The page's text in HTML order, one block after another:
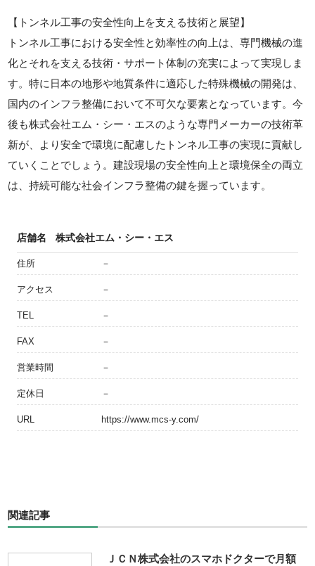
【トンネル工事の安全性向上を支える技術と展望】
トンネル工事における安全性と効率性の向上は、専門機械の進
化とそれを支える技術・サポート体制の充実によって実現しま
す。特に日本の地形や地質条件に適応した特殊機械の開発は、
国内のインフラ整備において不可欠な要素となっています。今
後も株式会社エム・シー・エスのような専門メーカーの技術革
新が、より安全で環境に配慮したトンネル工事の実現に貢献し
ていくことでしょう。建設現場の安全性向上と環境保全の両立
は、持続可能な社会インフラ整備の鍵を握っています。
店舗名 株式会社エム・シー・エス
住所 －
アクセス －
TEL －
FAX －
営業時間 －
定休日 －
URL https://www.mcs-y.com/
関連記事
ＪＣＮ株式会社のスマホドクターで月額